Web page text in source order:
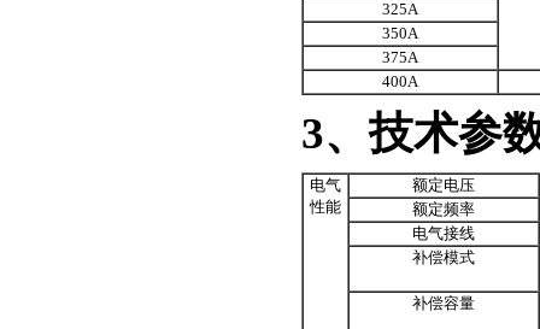
325A
350A
375A
400A
3、技术参
电气
性能
额定电压
额定频率
电气接线
补偿模式
补偿容量